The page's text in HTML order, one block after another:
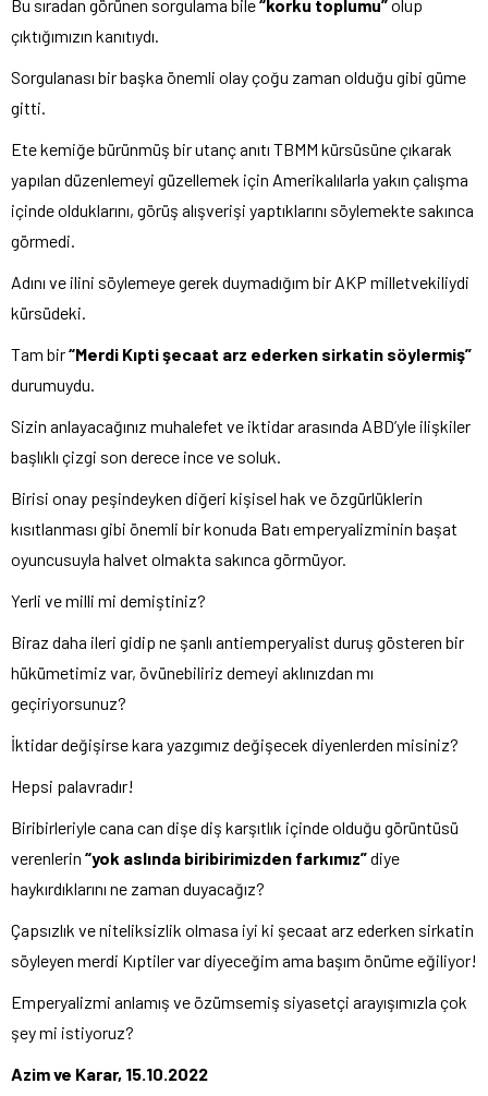
Bu sıradan görünen sorgulama bile“korku toplumu”olup
çıktığımızın kanıtıydı.
Sorgulanası bir başka önemli olay çoğu zaman olduğu gibi güme
gitti.
Ete kemiğe bürünmüş bir utanç anıtı TBMM kürsüsüne çıkarak
yapılan düzenlemeyi güzellemek için Amerikalılarla yakın çalışma
içinde olduklarını, görüş alışverişi yaptıklarını söylemekte sakınca
görmedi.
Adını ve ilini söylemeye gerek duymadığım bir AKP milletvekiliydi
kürsüdeki.
Tam bir“Merdi Kıpti şecaat arz ederken sirkatin söylermiş”
durumuydu.
Sizin anlayacağınız muhalefet ve iktidar arasında ABD’yle ilişkiler
başlıklı çizgi son derece ince ve soluk.
Birisi onay peşindeyken diğeri kişisel hak ve özgürlüklerin
kısıtlanması gibi önemli bir konuda Batı emperyalizminin başat
oyuncusuyla halvet olmakta sakınca görmüyor.
Yerli ve milli mi demiştiniz?
Biraz daha ileri gidip ne şanlı antiemperyalist duruş gösteren bir
hükümetimiz var, övünebiliriz demeyi aklınızdan mı
geçiriyorsunuz?
İktidar değişirse kara yazgımız değişecek diyenlerden misiniz?
Hepsi palavradır!
Biribirleriyle cana can dişe diş karşıtlık içinde olduğu görüntüsü
verenlerin “yok aslında biribirimizden farkımız”diye
haykırdıklarını ne zaman duyacağız?
Çapsızlık ve niteliksizlik olmasa iyi ki şecaat arz ederken sirkatin
söyleyen merdi Kıptiler var diyeceğim ama başım önüme eğiliyor!
Emperyalizmi anlamış ve özümsemiş siyasetçi arayışımızla çok
şey mi istiyoruz?
Azim ve Karar, 15.10.2022